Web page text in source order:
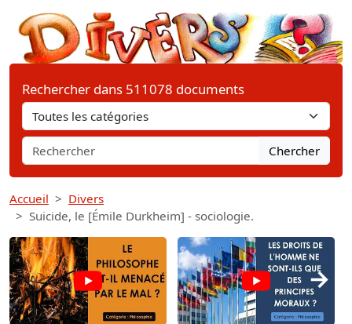
Rechercher dans 511078 documents
Chercher
Accueil
Divers
Suicide, le [Émile Durkheim] - sociologie.
→